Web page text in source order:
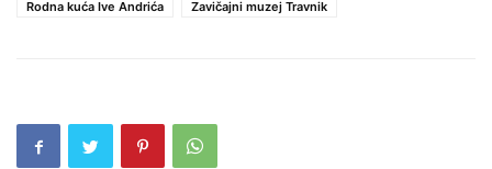
Rodna kuća Ive Andrića
Zavičajni muzej Travnik